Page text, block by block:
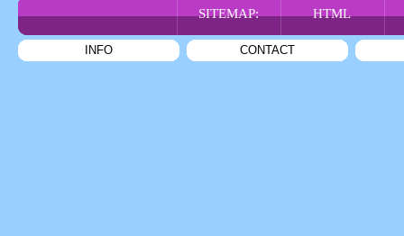
SITEMAP: HTML
INFO CONTACT